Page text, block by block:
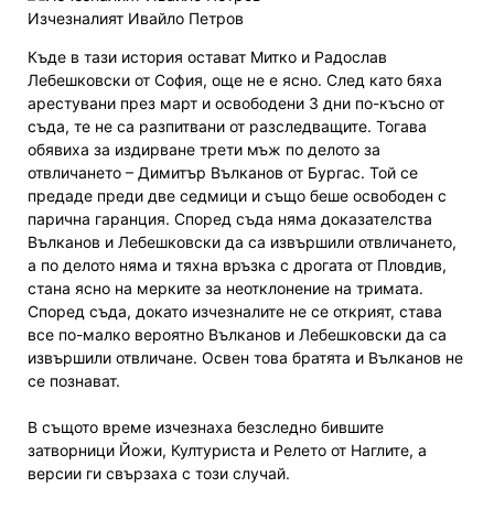
Изчезналият Ивайло Петров
Къде в тази история остават Митко и Радослав
Лебешковски от София, още не е ясно. След като бяха
арестувани през март и освободени 3 дни по-късно от
съда, те не са разпитвани от разследващите. Тогава
обявиха за издирване трети мъж по делото за
отвличането – Димитър Вълканов от Бургас. Той се
предаде преди две седмици и също беше освободен с
парична гаранция. Според съда няма доказателства
Вълканов и Лебешковски да са извършили отвличането,
а по делото няма и тяхна връзка с дрогата от Пловдив,
стана ясно на мерките за неотклонение на тримата.
Според съда, докато изчезналите не се открият, става
все по-малко вероятно Вълканов и Лебешковски да са
извършили отвличане. Освен това братята и Вълканов не
се познават.
В същото време изчезнаха безследно бившите
затворници Йожи, Културиста и Релето от Наглите, а
версии ги свързаха с този случай.